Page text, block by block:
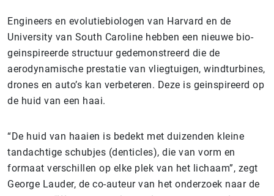
Engineers en evolutiebiologen van Harvard en de
University van South Caroline hebben een nieuwe bio-
geinspireerde structuur gedemonstreerd die de
aerodynamische prestatie van vliegtuigen, windturbines,
drones en auto’s kan verbeteren. Deze is geinspireerd op
de huid van een haai.
“De huid van haaien is bedekt met duizenden kleine
tandachtige schubjes (denticles), die van vorm en
formaat verschillen op elke plek van het lichaam”, zegt
George Lauder, de co-auteur van het onderzoek naar de